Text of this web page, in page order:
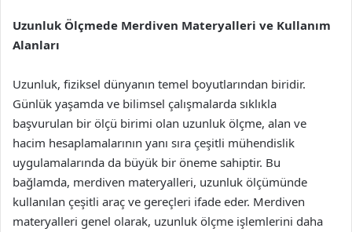
Uzunluk Ölçmede Merdiven Materyalleri ve Kullanım
Alanları
Uzunluk, fiziksel dünyanın temel boyutlarından biridir.
Günlük yaşamda ve bilimsel çalışmalarda sıklıkla
başvurulan bir ölçü birimi olan uzunluk ölçme, alan ve
hacim hesaplamalarının yanı sıra çeşitli mühendislik
uygulamalarında da büyük bir öneme sahiptir. Bu
bağlamda, merdiven materyalleri, uzunluk ölçümünde
kullanılan çeşitli araç ve gereçleri ifade eder. Merdiven
materyalleri genel olarak, uzunluk ölçme işlemlerini daha